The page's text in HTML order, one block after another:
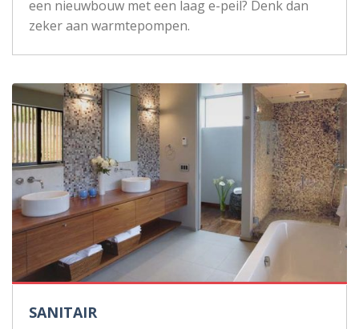
een nieuwbouw met een laag e-peil? Denk dan
zeker aan warmtepompen.
SANITAIR